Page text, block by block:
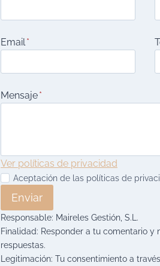
Email *
Mensaje*
Ver políticas de privacidad
Aceptación de las políticas de
Enviar
Responsable: Maireles Gestión, S.L.
Finalidad: Responder a tu comentario y
respuestas.
Legitimación: Tu consentimiento a